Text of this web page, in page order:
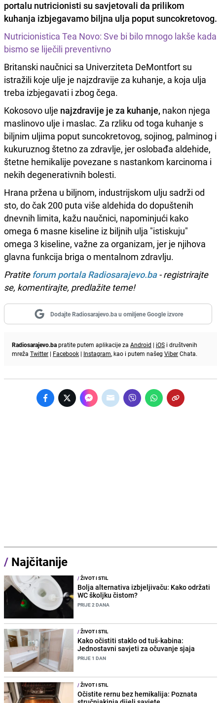
portalu nutricionisti su savjetovali da prilikom
kuhanja izbjegavamo biljna ulja poput suncokretovog.
Nutricionistica Tea Novo: Sve bi bilo mnogo lakše kada
bismo se liječili preventivno
Britanski naučnici sa Univerziteta DeMontfort su
istražili koje ulje je najzdravije za kuhanje, a koja ulja
treba izbjegavati i zbog čega.
Kokosovo ulje najzdravije je za kuhanje, nakon njega
maslinovo ulje i maslac. Za rzliku od toga kuhanje s
biljnim uljima poput suncokretovog, sojinog, palminog i
kukuruznog štetno za zdravlje, jer oslobađa aldehide,
štetne hemikalije povezane s nastankom karcinoma i
nekih degenerativnih bolesti.
Hrana pržena u biljnom, industrijskom ulju sadrži od
sto, do čak 200 puta više aldehida do dopuštenih
dnevnih limita, kažu naučnici, napominjući kako
omega 6 masne kiseline iz biljnih ulja "istiskuju"
omega 3 kiseline, važne za organizam, jer je njihova
glavna funkcija briga o mentalnom zdravlju.
Pratite forum portala Radiosarajevo.ba- registrirajte
se, komentirajte, predlažite teme!
Dodajte Radiosarajevo.ba u omiljene Google izvore
Radiosarajevo.bapratite putem aplikacije za Android | iOS i društvenih
mreža Twitter | Facebook | Instagram, kao i putem našeg ViberChata.
/ Najčitanije
/ŽIVOT I STIL
Bolja alternativa izbjeljivaču: Kako održati
WC školjku čistom?
PRIJE 2 DANA
/ŽIVOT I STIL
Kako očistiti staklo od tuš-kabina:
Jednostavni savjeti za očuvanje sjaja
PRIJE 1 DAN
/ŽIVOT I STIL
Očistite rernu bez hemikalija: Poznata